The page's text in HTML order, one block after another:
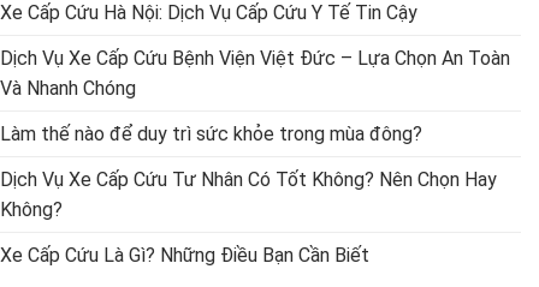
Xe Cấp Cứu Hà Nội: Dịch Vụ Cấp Cứu Y Tế Tin Cậy
Dịch Vụ Xe Cấp Cứu Bệnh Viện Việt Đức – Lựa Chọn An Toàn
Và Nhanh Chóng
Làm thế nào để duy trì sức khỏe trong mùa đông?
Dịch Vụ Xe Cấp Cứu Tư Nhân Có Tốt Không? Nên Chọn Hay
Không?
Xe Cấp Cứu Là Gì? Những Điều Bạn Cần Biết